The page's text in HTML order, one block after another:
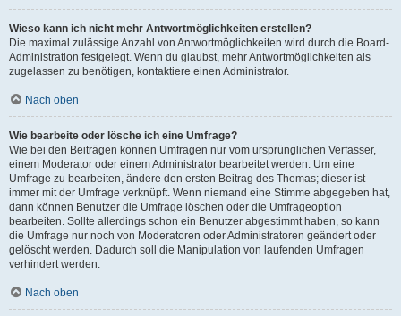
Wieso kann ich nicht mehr Antwortmöglichkeiten erstellen?
Die maximal zulässige Anzahl von Antwortmöglichkeiten wird durch die Board-
Administration festgelegt. Wenn du glaubst, mehr Antwortmöglichkeiten als
zugelassen zu benötigen, kontaktiere einen Administrator.
Nach oben
Wie bearbeite oder lösche ich eine Umfrage?
Wie bei den Beiträgen können Umfragen nur vom ursprünglichen Verfasser,
einem Moderator oder einem Administrator bearbeitet werden. Um eine
Umfrage zu bearbeiten, ändere den ersten Beitrag des Themas; dieser ist
immer mit der Umfrage verknüpft. Wenn niemand eine Stimme abgegeben hat,
dann können Benutzer die Umfrage löschen oder die Umfrageoption
bearbeiten. Sollte allerdings schon ein Benutzer abgestimmt haben, so kann
die Umfrage nur noch von Moderatoren oder Administratoren geändert oder
gelöscht werden. Dadurch soll die Manipulation von laufenden Umfragen
verhindert werden.
Nach oben